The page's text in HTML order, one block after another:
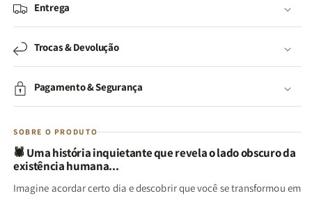
Entrega
Trocas & Devolução
Pagamento & Segurança
SOBRE O PRODUTO
🕷️ Uma história inquietante que revela o lado obscuro da
existência humana...
Imagine acordar certo dia e descobrir que você se transformou em